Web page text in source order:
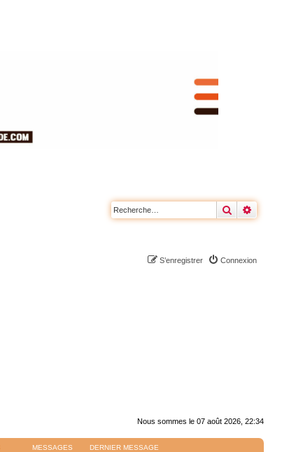
Rechercher
Connexion
S’enregistrer
Nous sommes le 07 août 2026, 22:34
MESSAGES DERNIER MESSAGE